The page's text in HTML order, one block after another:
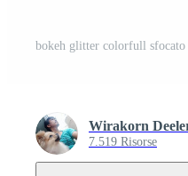
Wirakorn
7.519 Risorse